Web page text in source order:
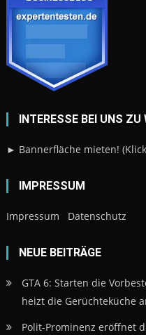
INTERESSE BEI UNS ZU
► Bannerfläche mieten!
IMPRESSUM
Impressum Datenschutz
NEUE BEITRÄGE
GTA 6: Starten die
heizt die Gerüchteküche
Polit-Prominenz eröffnet